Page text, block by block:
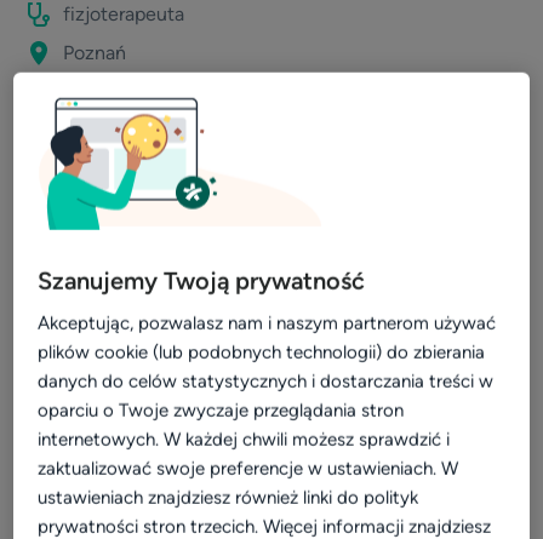
fizjoterapeuta
Poznań
w serwisie od 2021
Z czego korzysta ten lekarz?
Profil Wyróżniony (dawniej First Class)
Kalendarz online
2 254
wizyt na profilu na znanylekarz.pl w 2022 roku
Szanujemy Twoją prywatność
Akceptując, pozwalasz nam i naszym partnerom używać
plików cookie (lub podobnych technologii) do zbierania
danych do celów statystycznych i dostarczania treści w
oparciu o Twoje zwyczaje przeglądania stron
internetowych. W każdej chwili możesz sprawdzić i
zaktualizować swoje preferencje w ustawieniach. W
ustawieniach znajdziesz również linki do polityk
prywatności stron trzecich. Więcej informacji znajdziesz